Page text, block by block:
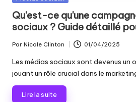
Qu'est-ce qu'une
sociaux ? Guide détaillé
Publié
par
Par Nicole Clinton 01/04/2025
Les médias sociaux sont devenus un
jouant un rôle crucial dans le
Lire la suite